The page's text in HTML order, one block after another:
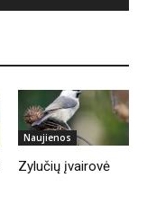
Naujienos
Zylučių įvairovė